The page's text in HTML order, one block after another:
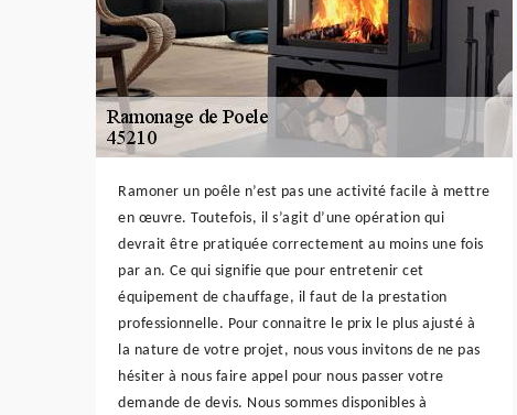
Ramoner un poêle n’est pas une activité facile à mettre
en œuvre. Toutefois, il s’agit d’une opération qui
devrait être pratiquée correctement au moins une fois
par an. Ce qui signifie que pour entretenir cet
équipement de chauffage, il faut de la prestation
professionnelle. Pour connaitre le prix le plus ajusté à
la nature de votre projet, nous vous invitons de ne pas
hésiter à nous faire appel pour nous passer votre
demande de devis. Nous sommes disponibles à